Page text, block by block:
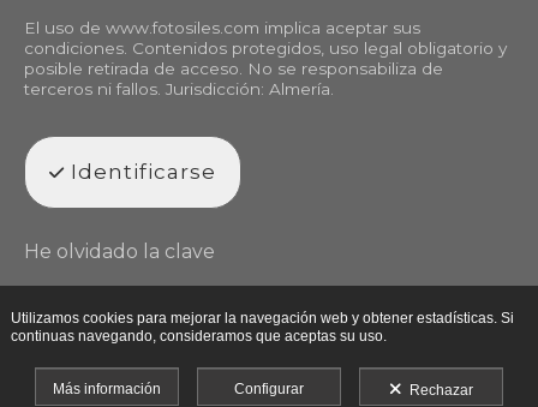
El uso de www.fotosiles.com implica aceptar sus
condiciones. Contenidos protegidos, uso legal obligatorio y
posible retirada de acceso. No se responsabiliza de
terceros ni fallos. Jurisdicción: Almería.
Identificarse
He olvidado la clave
Utilizamos cookies para mejorar la navegación web y obtener estadísticas. Si
continuas navegando, consideramos que aceptas su uso.
Más información Configurar Rechazar